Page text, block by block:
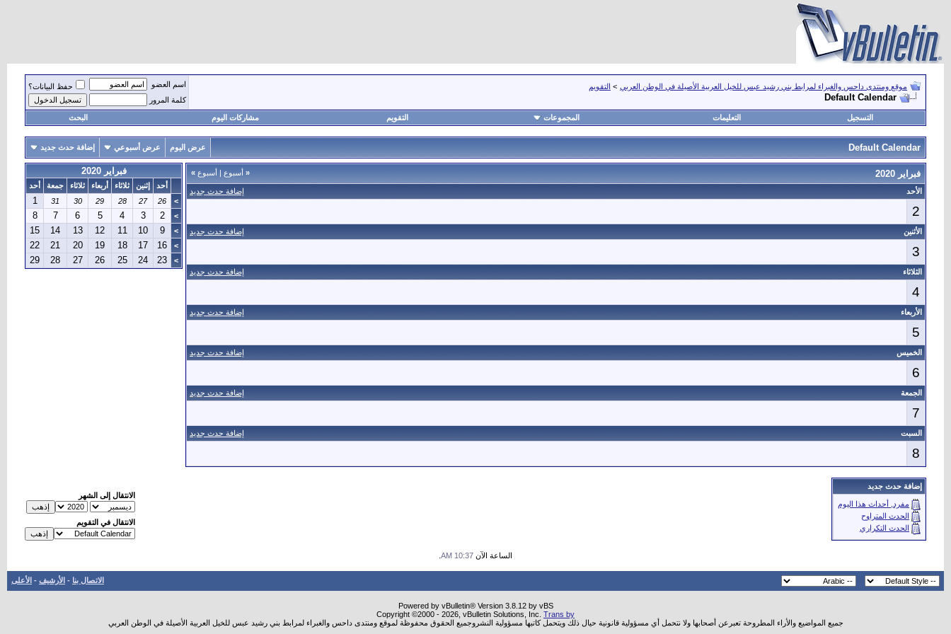
موقع ومنتدى داحس والغبراء لمرابط بني رشيد عبس للخيل العربية الأصيلة في الوطن العربي > التقويم
Default Calendar
اسم العضو
حفظ البيانات؟
كلمة المرور
التسجيل التعليمات المجموعات التقويم مشاركات اليوم البحث
Default Calendar عرض اليوم عرض أسبوعي إضافة حدث جديد
« أسبوع | أسبوع » فبراير 2020
إضافة حدث جديد الأحد
2
إضافة حدث جديد الأثنين
3
إضافة حدث جديد الثلاثاء
4
إضافة حدث جديد الأربعاء
5
إضافة حدث جديد الخميس
6
إضافة حدث جديد الجمعة
7
إضافة حدث جديد السبت
8
فبراير 2020
أحد إثنين ثلاثاء أربعاء ثلاثاء جمعة
أحد
>
26
27
28
29
30
31
1
>
2
3
4
5
6
7
8
>
9
10
11
12
13
14
15
>
16
17
18
19
20
21
22
>
23
24
25
26
27
28
29
إضافة حدث جديد
مفرد, أحداث هذا اليوم
الحدث المتراوح
الحدث التكراري
الانتقال إلى الشهر
الانتقال في التقويم
الساعة الآن 10:37 AM
الاتصال بنا - الأرشيف - الأعلى
Powered by vBulletin® Version 3.8.12 by vBS
Copyright ©2000 - 2026, vBulletin Solutions, Inc. Trans by
جميع المواضيع والأراء المطروحة تعبرعن أصحابها ولا نتحمل أي مسؤولية قانونية حيال ذلك ويتحمل كاتبها مسؤولية النشروجميع الحقوق محفوظة لموقع ومنتدى داحس والغبراء لمرابط بني رشيد عبس للخيل العربية الأصيلة في الوطن العربي